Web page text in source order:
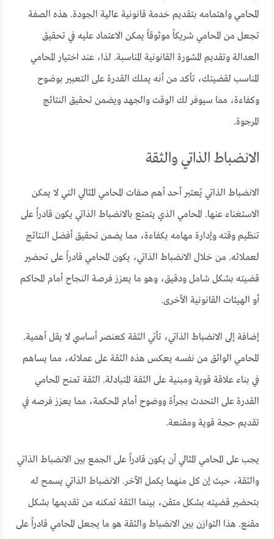
المحامي واهتمامه بتقديم خدمة قانونية عالية الجودة. هذه الصفة
تجعل من المحامي شريكاً موثوقاً يمكن الاعتماد عليه في تحقيق
العدالة وتقديم المشورة القانونية المناسبة. لذا، عند اختيار المحامي
المناسب لقضيتك، تأكد من أنه يملك القدرة على التعبير بوضوح
وكفاءة، مما سيوفر لك الوقت والجهد ويضمن تحقيق النتائج
المرجوة.
الانضباط الذاتي والثقة
الانضباط الذاتي يُعتبر أحد أهم صفات المحامي المثالي التي لا يمكن
الاستغناء عنها. المحامي الذي يتمتع بالانضباط الذاتي يكون قادراً على
تنظيم وقته وإدارة مهامه بكفاءة، مما يضمن تحقيق أفضل النتائج
لعملائه. من خلال الانضباط الذاتي، يكون المحامي قادراً على تحضير
قضيته بشكل شامل ودقيق، وهو ما يعزز فرصة النجاح أمام المحاكم
أو الهيئات القانونية الأخرى.
إضافة إلى الانضباط الذاتي، تأتي الثقة كعنصر أساسي لا يقل أهمية.
المحامي الواثق من نفسه يعكس هذه الثقة على عملائه، مما يساهم
في بناء علاقة قوية ومبنية على الثقة المتبادلة. الثقة تمنح المحامي
القدرة على التحدث بجرأة ووضوح أمام المحكمة، مما يعزز فرصه في
تقديم حجة قوية ومقنعة.
يجب على المحامي المثالي أن يكون قادراً على الجمع بين الانضباط الذاتي
والثقة، حيث إن كل منهما يكمل الآخر. الانضباط الذاتي يسمح له
بتحضير قضيته بشكل متقن، بينما الثقة تمكنه من تقديمها بشكل
مقنع. هذا التوازن بين الانضباط والثقة هو ما يجعل المحامي قادراً على